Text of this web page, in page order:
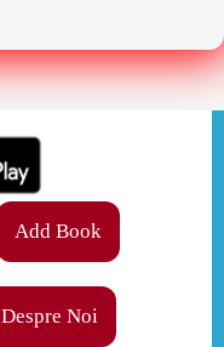
Add Book
Despre Noi